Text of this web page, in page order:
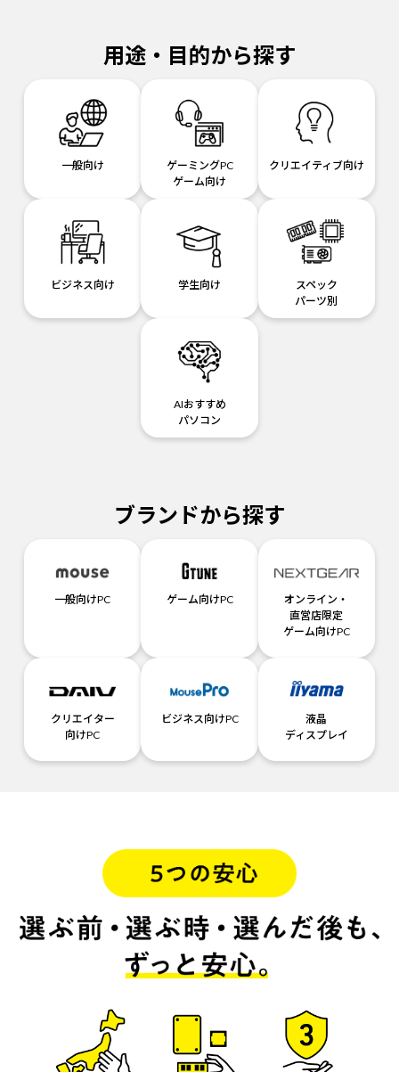
用途・目的から探す
一般向け
ゲーミングPC
ゲーム向け
クリエイティブ向け
ビジネス向け 学生向け
スペック
パーツ別
AIおすすめ
パソコン
ブランドから探す
一般向けPC ゲーム向けPC
オンライン・
直営店限定
ゲーム向けPC
クリエイター
向けPC
ビジネス向けPC
液晶
ディスプレイ